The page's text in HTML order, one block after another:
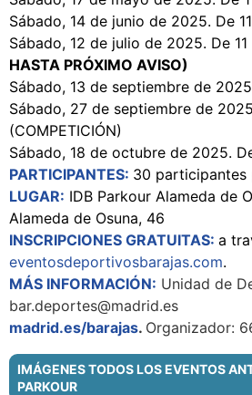
Sábado, 14 de junio de 2025. De
Sábado, 12 de julio de 2025. De 11
HASTA PRÓXIMO AVISO)
Sábado, 13 de septiembre de
Sábado, 27 de septiembre de
(COMPETICIÓN)
Sábado, 18 de octubre de 2025.
PARTICIPANTES: 30 participantes
LUGAR: IDB Parkour Alameda de
Alameda de Osuna, 46
INSCRIPCIONES GRATUITAS: a
eventosdeportivosbarajas.com.
MÁS INFORMACIÓN: Unidad de
bar.deportes@madrid.es
madrid.es/barajas. Organizador:
IMÁGENES TODOS LOS EVENTOS
PARKOUR